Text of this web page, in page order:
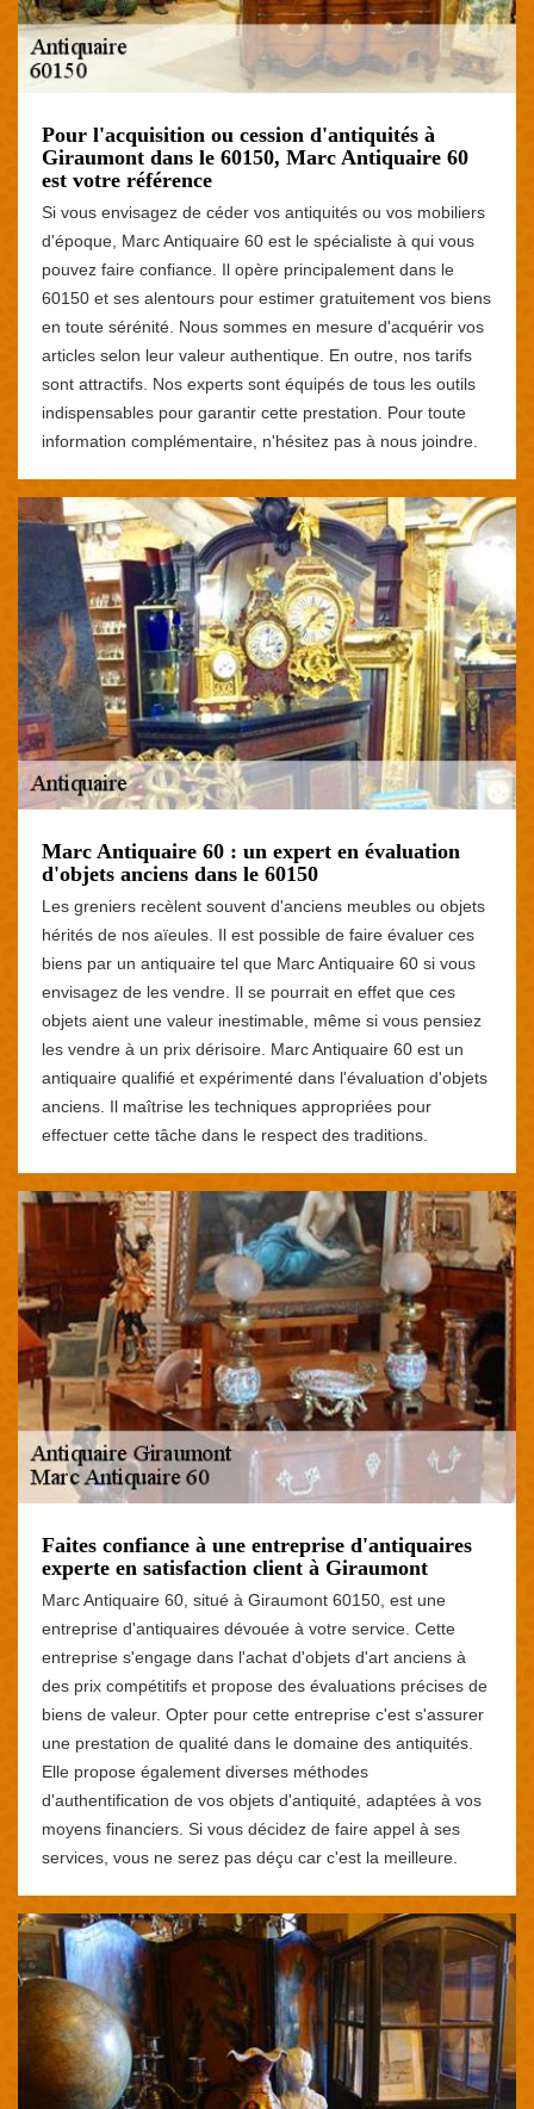
Pour l'acquisition ou cession d'antiquités à
Giraumont dans le 60150, Marc Antiquaire 60
est votre référence
Si vous envisagez de céder vos antiquités ou vos mobiliers
d'époque, Marc Antiquaire 60 est le spécialiste à qui vous
pouvez faire confiance. Il opère principalement dans le
60150 et ses alentours pour estimer gratuitement vos biens
en toute sérénité. Nous sommes en mesure d'acquérir vos
articles selon leur valeur authentique. En outre, nos tarifs
sont attractifs. Nos experts sont équipés de tous les outils
indispensables pour garantir cette prestation. Pour toute
information complémentaire, n'hésitez pas à nous joindre.
Marc Antiquaire 60 : un expert en évaluation
d'objets anciens dans le 60150
Les greniers recèlent souvent d'anciens meubles ou objets
hérités de nos aïeules. Il est possible de faire évaluer ces
biens par un antiquaire tel que Marc Antiquaire 60 si vous
envisagez de les vendre. Il se pourrait en effet que ces
objets aient une valeur inestimable, même si vous pensiez
les vendre à un prix dérisoire. Marc Antiquaire 60 est un
antiquaire qualifié et expérimenté dans l'évaluation d'objets
anciens. Il maîtrise les techniques appropriées pour
effectuer cette tâche dans le respect des traditions.
Faites confiance à une entreprise d'antiquaires
experte en satisfaction client à Giraumont
Marc Antiquaire 60, situé à Giraumont 60150, est une
entreprise d'antiquaires dévouée à votre service. Cette
entreprise s'engage dans l'achat d'objets d'art anciens à
des prix compétitifs et propose des évaluations précises de
biens de valeur. Opter pour cette entreprise c'est s'assurer
une prestation de qualité dans le domaine des antiquités.
Elle propose également diverses méthodes
d'authentification de vos objets d'antiquité, adaptées à vos
moyens financiers. Si vous décidez de faire appel à ses
services, vous ne serez pas déçu car c'est la meilleure.